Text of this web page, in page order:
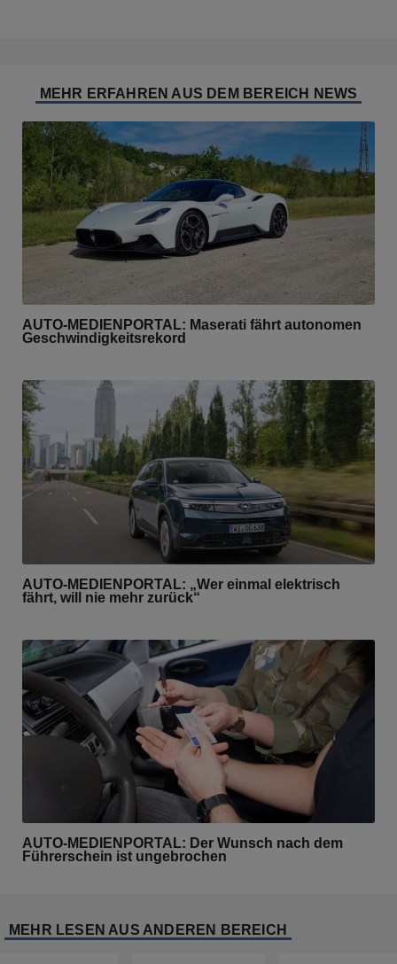
MEHR ERFAHREN AUS DEM BEREICH NEWS
AUTO-MEDIENPORTAL: Maserati fährt autonomen
Geschwindigkeitsrekord
AUTO-MEDIENPORTAL: „Wer einmal elektrisch
fährt, will nie mehr zurück“
AUTO-MEDIENPORTAL: Der Wunsch nach dem
Führerschein ist ungebrochen
MEHR LESEN AUS ANDEREN BEREICH